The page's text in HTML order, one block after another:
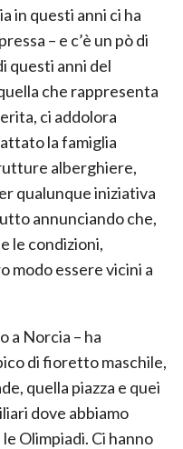
in questi anni ci ha
– e c’è un pò di
questi anni del
che rappresenta
ci addolora
la famiglia
alberghiere,
qualunque iniziativa
annunciando che,
le condizioni,
modo essere vicini a
a Norcia – ha
di fioretto maschile,
quella piazza e quei
dove abbiamo
Olimpiadi. Ci hanno